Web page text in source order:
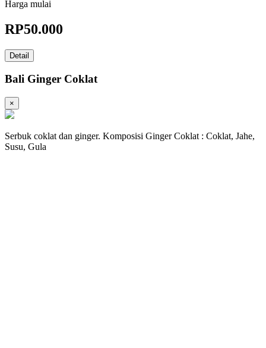
Harga mulai
RP50.000
Detail
Bali Ginger Coklat
×
Serbuk coklat dan ginger. Komposisi Ginger Coklat : Coklat, Jahe,
Susu, Gula